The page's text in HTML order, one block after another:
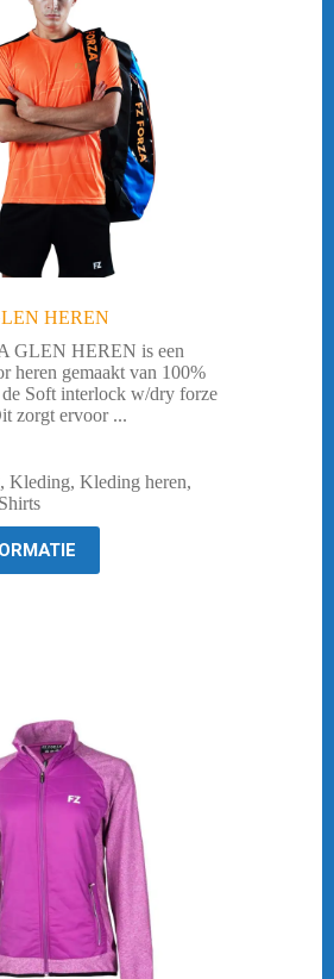
HEREN
GLEN HEREN is een
heren gemaakt van 100%
Soft interlock w/dry forze
zorgt ervoor ...
, Kleding, Kleding heren,
Shirts